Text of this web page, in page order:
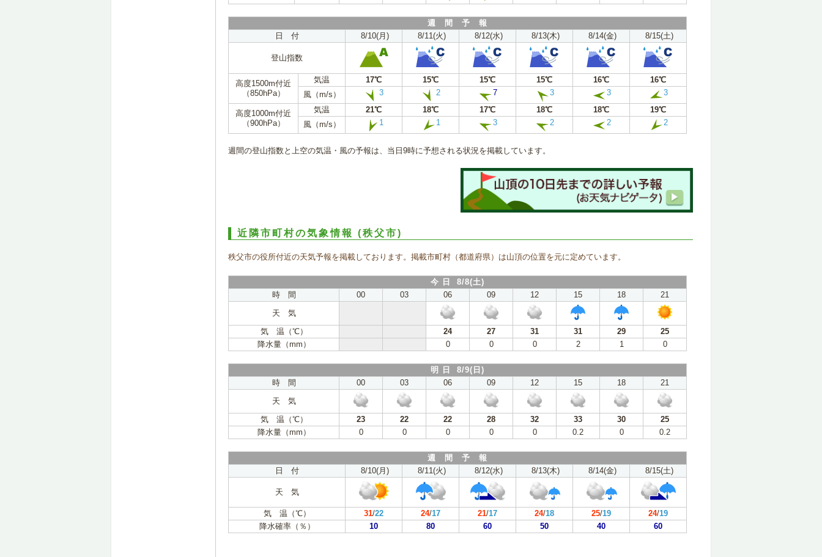
週 間 予 報
日 付
8/10(月) 8/11(火) 8/12(水) 8/13(木) 8/14(金) 8/15(土)
登山指数
高度1500m付近
（850hPa）
気温 17℃ 15℃ 15℃ 15℃ 16℃
16℃
風（m/s）
3 2 7 3 3 3
高度1000m付近
（900hPa）
気温 21℃ 18℃ 17℃ 18℃ 18℃
19℃
風（m/s）
1 1 3 2 2 2
週間の登山指数と上空の気温・風の予報は、当日9時に予想される状況を掲載しています。
近隣市町村の気象情報 (秩父市)
秩父市の役所付近の天気予報を掲載しております。掲載市町村（都道府県）は山頂の位置を元に定めています。
今 日 8/8(土)
時 間
00 03 06 09 12 15 18
21
天 気
気 温（℃）
24 27 31 31 29
25
降水量（mm）
0 0 0 2 1 0
明 日 8/9(日)
時 間
00 03 06 09 12 15 18
21
天 気
気 温（℃）
23 22 22 28 32 33 30
25
降水量（mm）
0 0 0 0 0 0.2 0 0.2
週 間 予 報
日 付
8/10(月) 8/11(火) 8/12(水) 8/13(木) 8/14(金) 8/15(土)
天 気
気 温（℃） 31/22 24/17 21/17 24/18 25/19 24/19
降水確率（％）
10 80 60 50 40 60